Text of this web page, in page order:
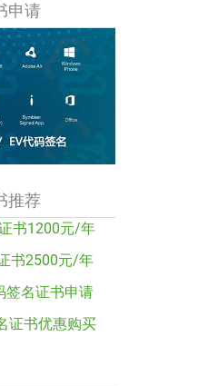
申请
推荐
书1200元/年
书2500元/年
签名证书申请
证书优惠购买